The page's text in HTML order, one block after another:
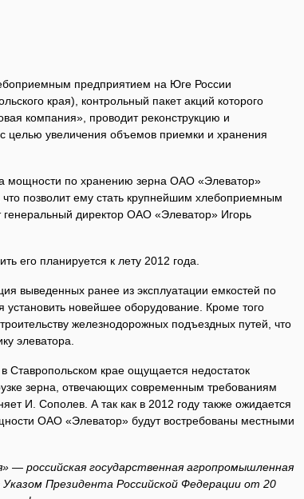
предприятием на Юге России
края), контрольный пакет акций которого
компания», проводит реконструкцию и
целью увеличения объемов приемки и хранения
мощности по хранению зерна ОАО «Элеватор»
позволит ему стать крупнейшим хлебоприемным
директор ОАО «Элеватор» Игорь
его планируется к лету 2012 года.
выведенных ранее из эксплуатации емкостей по
новейшее оборудование. Кроме того
железнодорожных подъездных путей, что
элеватора.
Ставропольском крае ощущается недостаток
зерна, отвечающих современным требованиям
И. Сополев. А так как в 2012 году также ожидается
ОАО «Элеватор» будут востребованы местными
— российская государственная агропромышленная
Президента Российской Федерации от 20